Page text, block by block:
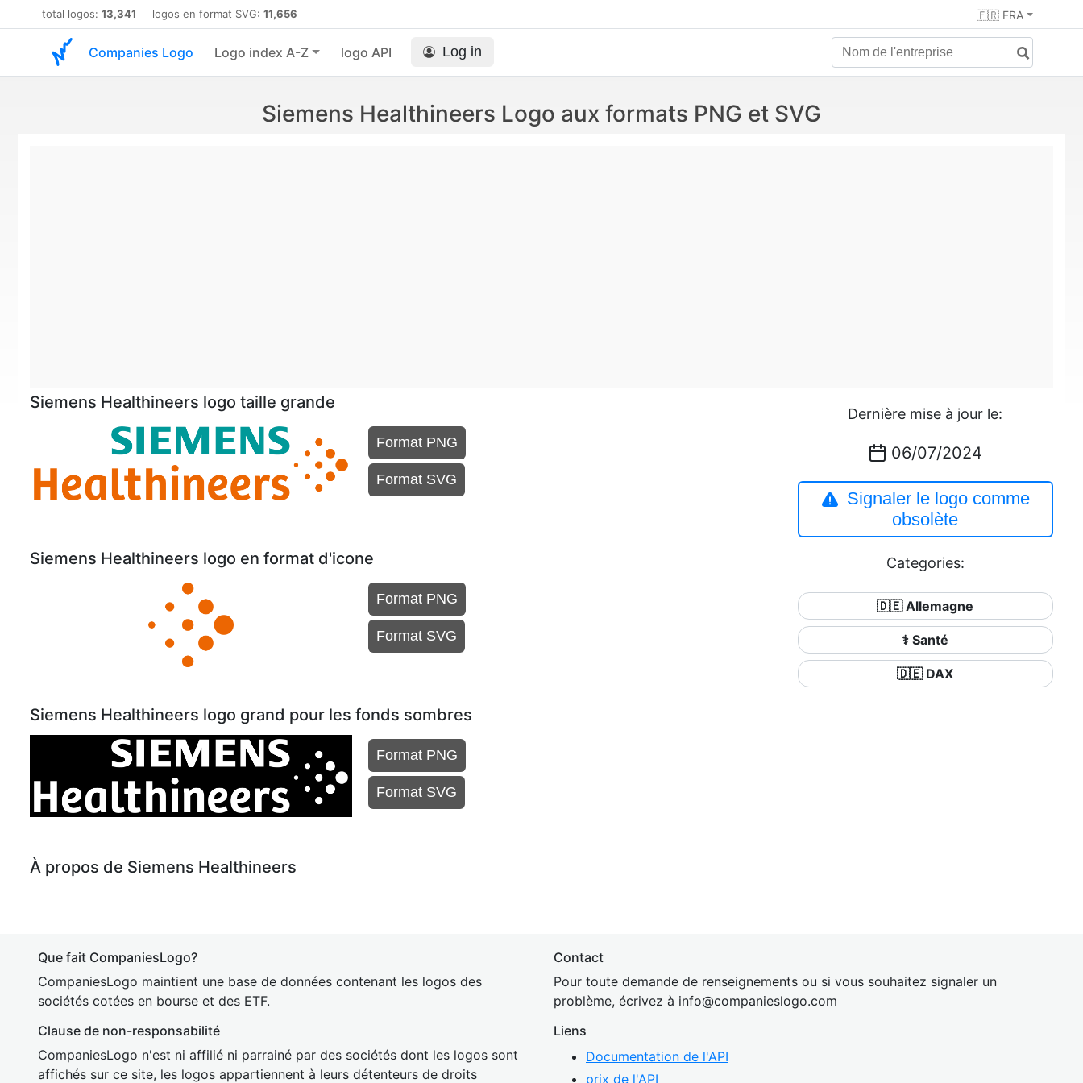
total logos: 13,341 logos en format SVG: 11,656 🇫🇷 FRA
Companies Logo Logo index A-Z logo API Log in
Siemens Healthineers Logo aux formats PNG et SVG
Siemens Healthineers logo taille grande
Format PNG
Format SVG
Siemens Healthineers logo en format d'icone
Format PNG
Format SVG
Siemens Healthineers logo grand pour les fonds sombres
Format PNG
Format SVG
À propos de Siemens Healthineers
Dernière mise à jour le:
06/07/2024
Signaler le logo comme
obsolète
Categories:
🇩🇪 Allemagne
⚕️ Santé
🇩🇪 DAX
Que fait CompaniesLogo?
CompaniesLogo maintient une base de données contenant les logos des
sociétés cotées en bourse et des ETF.
Clause de non-responsabilité
CompaniesLogo n'est ni affilié ni parrainé par des sociétés dont les logos sont
affichés sur ce site, les logos appartiennent à leurs détenteurs de droits
Contact
Pour toute demande de renseignements ou si vous souhaitez signaler un
problème, écrivez à info@companieslogo.com
Liens
Documentation de l'API
prix de l'API